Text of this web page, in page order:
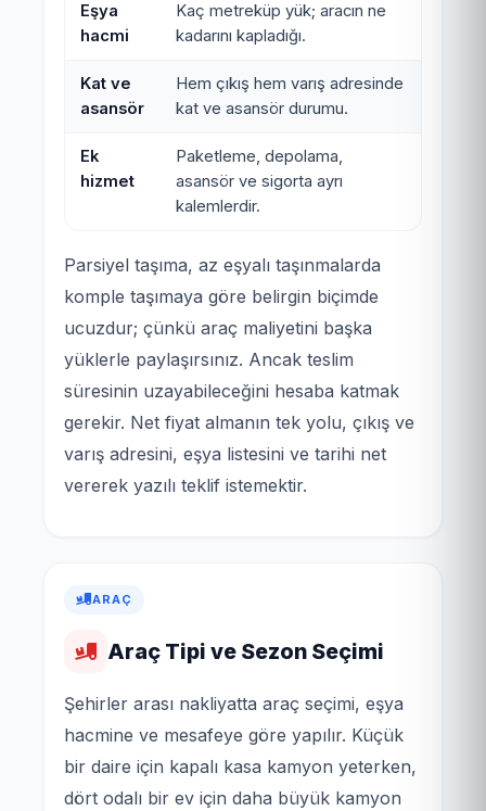
Eşya
hacmi
Kaç metreküp yük; aracın ne
kadarını kapladığı.
Kat ve
asansör
Hem çıkış hem varış adresinde
kat ve asansör durumu.
Ek
hizmet
Paketleme, depolama,
asansör ve sigorta ayrı
kalemlerdir.
Parsiyel taşıma, az eşyalı taşınmalarda
komple taşımaya göre belirgin biçimde
ucuzdur; çünkü araç maliyetini başka
yüklerle paylaşırsınız. Ancak teslim
süresinin uzayabileceğini hesaba katmak
gerekir. Net fiyat almanın tek yolu, çıkış ve
varış adresini, eşya listesini ve tarihi net
vererek yazılı teklif istemektir.
ARAÇ
Araç Tipi ve Sezon Seçimi
Şehirler arası nakliyatta araç seçimi, eşya
hacmine ve mesafeye göre yapılır. Küçük
bir daire için kapalı kasa kamyon yeterken,
dört odalı bir ev için daha büyük kamyon